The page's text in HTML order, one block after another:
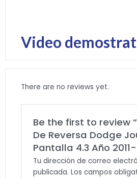
Video
There are no reviews yet.
Be the first to review
De Reversa Dodge
Pantalla 4.3 Año 2011-
Tu dirección de correo
publicada. Los campos